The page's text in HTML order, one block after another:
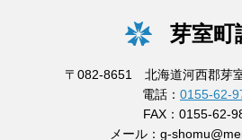
芽室町
〒082-8651 北海道河西郡芽
電話： 0155-62-
FAX：0155-62-
メール：g-